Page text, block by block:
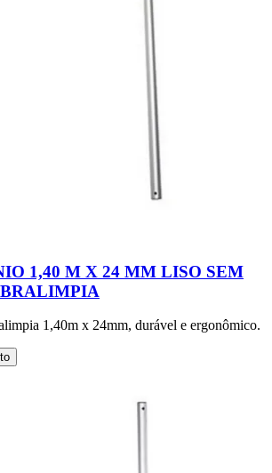
1,40 M X 24 MM LISO SEM
1,40m x 24mm, durável e ergonômico.